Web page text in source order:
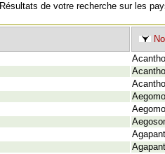
Résultats de votre recherche sur les